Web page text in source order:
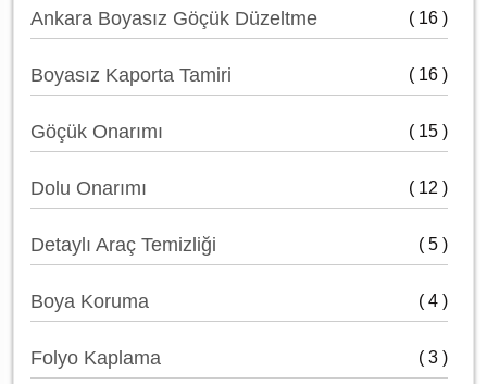
Ankara Boyasız Göçük Düzeltme ( 16 )
Boyasız Kaporta Tamiri ( 16 )
Göçük Onarımı ( 15 )
Dolu Onarımı ( 12 )
Detaylı Araç Temizliği ( 5 )
Boya Koruma ( 4 )
Folyo Kaplama ( 3 )